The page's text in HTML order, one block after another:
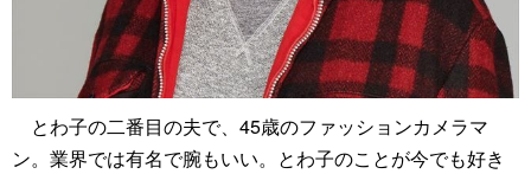
とわ子の二番目の夫で、45歳のファッションカメラマ
ン。業界では有名で腕もいい。とわ子のことが今でも好き